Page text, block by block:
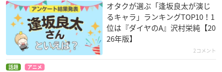
オタクが選ぶ「逢坂良太が演じ
るキャラ」ランキングTOP10！1
位は『ダイヤのA』沢村栄純【20
26年版】
2コメント
話題 アニメ